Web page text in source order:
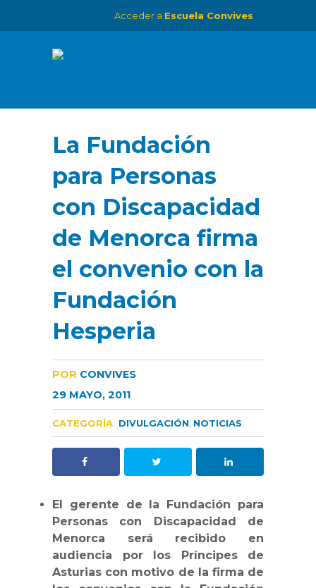
Acceder a Escuela Convives
La Fundación
para Personas
con Discapacidad
de Menorca firma
el convenio con la
Fundación
Hesperia
POR CONVIVES
29 MAYO, 2011
CATEGORÍA DIVULGACIÓN NOTICIAS
El gerente de la Fundación para
Personas con Discapacidad de
Menorca será recibido en
audiencia por los Príncipes de
Asturias con motivo de la firma de